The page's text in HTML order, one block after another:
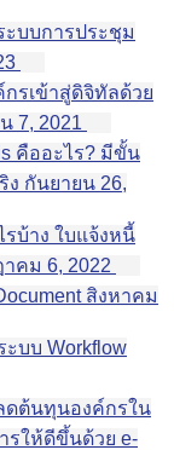
ะบบการประชุม
รเข้าสู่ดิจิทัลด้วย
7, 2021
คืออะไร? มีขั้น
ง กันยายน 26,
ใบแจ้งหนี้
คม 6, 2022
สิงหาคม
บบ Workflow
ดต้นทุนองค์กรใน
รให้ดีขึ้นด้วย e-